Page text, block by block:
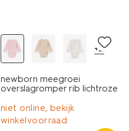
+2
newborn meegroei
overslagromper rib lichtroze
niet online, bekijk
winkelvoorraad